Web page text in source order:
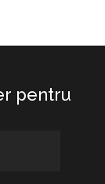
pentru